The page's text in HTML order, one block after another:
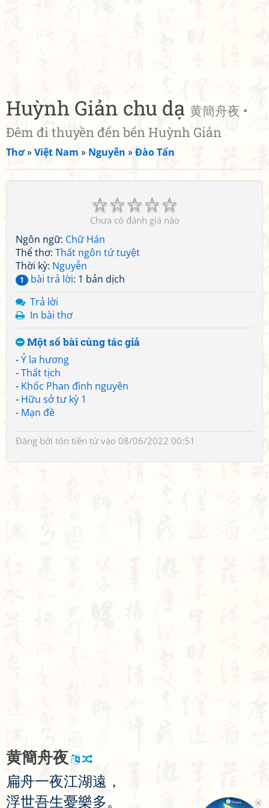
Huỳnh Giản chu dạ 黄簡舟夜 •
Đêm đi thuyền đến bến Huỳnh Giản
Thơ»Việt Nam » Nguyễn »Đào Tấn
☆
☆
☆
☆
☆
Chưa có đánh giá nào
Ngôn ngữ: Chữ Hán
Thể thơ: Thất ngôn tứ tuyệt
Thời kỳ: Nguyễn
1 bài trả lời: 1 bản dịch
Trả lời
In bài thơ
Một số bài cùng tác giả
-Ỷ la hương
-Thất tịch
- Khốc Phan đình nguyên
- Hữu sở tư kỳ 1
- Mạn đề
Đăng bởi tôn tiền tửvào 08/06/2022 00:51
黄簡舟夜
扁舟一夜江湖遠 ，
浮世吾生憂樂多。